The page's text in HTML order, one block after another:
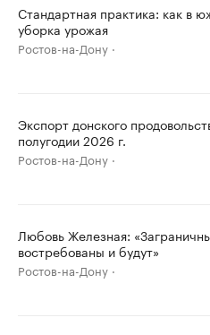
Стандартная практика: как в
уборка урожая
Ростов-на-Дону
Экспорт донского
полугодии 2026 г.
Ростов-на-Дону
Любовь Железная:
востребованы и будут»
Ростов-на-Дону